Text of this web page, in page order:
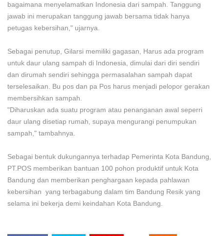
bagaimana menyelamatkan Indonesia dari sampah. Tanggung
jawab ini merupakan tanggung jawab bersama tidak hanya
petugas kebersihan," ujarnya.
Sebagai penutup, Gilarsi memiliki gagasan, Harus ada program
untuk daur ulang sampah di Indonesia, dimulai dari diri sendiri
dan dirumah sendiri sehingga permasalahan sampah dapat
terselesaikan. Bu pos dan pa Pos harus menjadi pelopor gerakan
membersihkan sampah.
"Diharuskan ada suatu program atau penanganan awal seperri
daur ulang disetiap rumah, supaya mengurangi penumpukan
sampah," tambahnya.
Sebagai bentuk dukungannya terhadap Pemerinta Kota Bandung,
PT.POS memberikan bantuan 100 pohon produktif untuk Kota
Bandung dan memberikan penghargaan kepada pahlawan
kebersihan yang terbagabung dalam tim Bandung Resik yang
selama ini bekerja demi keindahan Kota Bandung.